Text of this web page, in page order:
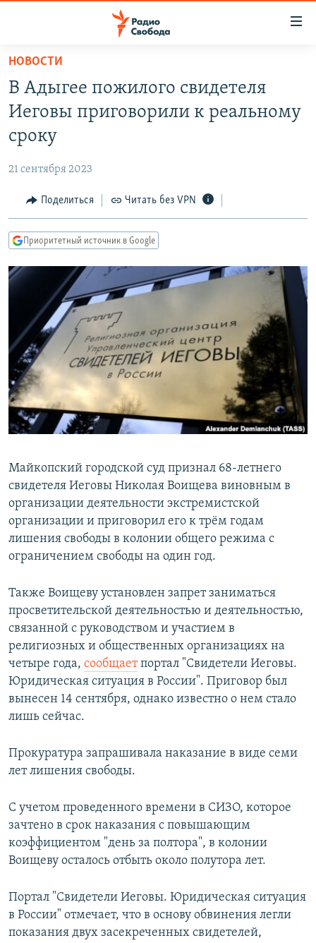
упрощенного
доступа
Вернуться
основному
Вернутся
Вернутся
поиску
ПОДКАСТЫ
АВТОРСКИЕ ПРОЕКТЫ
МНЕНИЯ
КУЛЬТУРА
КАВКАЗ.РЕАЛИИ
СЕВЕР.РЕАЛИИ
СИБИРЬ.РЕАЛИИ
РАСПИСАНИЕ ВЕЩАНИЯ
ПОДПИШИТЕСЬ НА РАССЫЛКУ
СОЦИАЛЬНЫЕ СЕТИ
Все сайты РСЕ/РС
НОВОСТИ
В Адыгее пожилого свидетеля
Иеговы приговорили к реальному
сроку
21 сентября 2023
Поделиться Читать без VPN
Приоритетный источник в Google
Майкопский городской суд признал 68-летнего
свидетеля Иеговы Николая Воищева виновным в
организации деятельности экстремистской
организации и приговорил его к трём годам
лишения свободы в колонии общего режима с
ограничением свободы на один год.
Также Воищеву установлен запрет заниматься
просветительской деятельностью и деятельностью,
связанной с руководством и участием в
религиозных и общественных организациях на
четыре года, сообщаетпортал "Свидетели Иеговы.
Юридическая ситуация в России". Приговор был
вынесен 14 сентября, однако известно о нем стало
лишь сейчас.
Прокуратура запрашивала наказание в виде семи
лет лишения свободы.
С учетом проведенного времени в СИЗО, которое
зачтено в срок наказания с повышающим
коэффициентом "день за полтора", в колонии
Воищеву осталось отбыть около полутора лет.
Портал "Свидетели Иеговы. Юридическая ситуация
в России" отмечает, что в основу обвинения легли
показания двух засекреченных свидетелей,